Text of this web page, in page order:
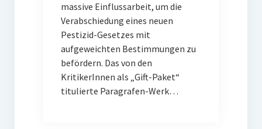
massive Einflussarbeit, um die
Verabschiedung eines neuen
Pestizid-Gesetzes mit
aufgeweichten Bestimmungen zu
befördern. Das von den
KritikerInnen als „Gift-Paket“
titulierte Paragrafen-Werk…